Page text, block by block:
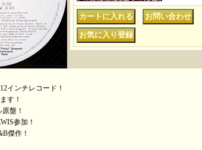
インチレコード！
す！
盤！
参加！
傑作！